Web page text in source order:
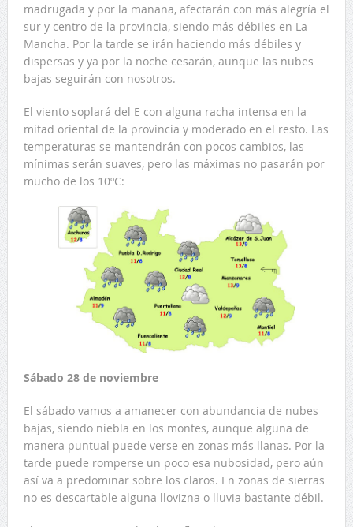
madrugada y por la mañana, afectarán con más alegría el
sur y centro de la provincia, siendo más débiles en La
Mancha. Por la tarde se irán haciendo más débiles y
dispersas y ya por la noche cesarán, aunque las nubes
bajas seguirán con nosotros.
El viento soplará del E con alguna racha intensa en la
mitad oriental de la provincia y moderado en el resto. Las
temperaturas se mantendrán con pocos cambios, las
mínimas serán suaves, pero las máximas no pasarán por
mucho de los 10ºC:
Sábado 28 de noviembre
El sábado vamos a amanecer con abundancia de nubes
bajas, siendo niebla en los montes, aunque alguna de
manera puntual puede verse en zonas más llanas. Por la
tarde puede romperse un poco esa nubosidad, pero aún
así va a predominar sobre los claros. En zonas de sierras
no es descartable alguna llovizna o lluvia bastante débil.